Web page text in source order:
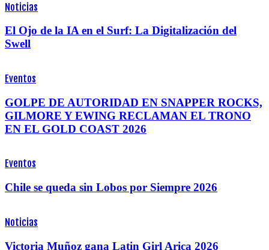
Noticias
El Ojo de la IA en el Surf: La Digitalización del
Swell
Eventos
GOLPE DE AUTORIDAD EN SNAPPER ROCKS,
GILMORE Y EWING RECLAMAN EL TRONO
EN EL GOLD COAST 2026
Eventos
Chile se queda sin Lobos por Siempre 2026
Noticias
Victoria Muñoz gana Latin Girl Arica 2026